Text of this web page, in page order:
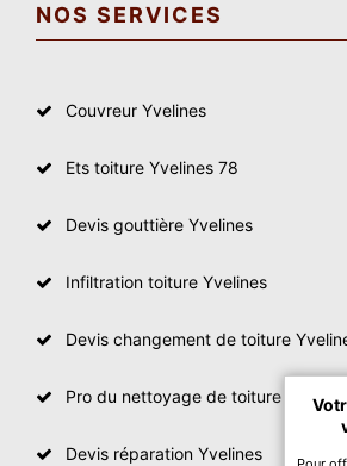
NOS SERVICES
Couvreur Yvelines
Ets toiture Yvelines 78
Devis gouttière Yvelines
Infiltration toiture Yvelines
Devis changement de toiture
Pro du nettoyage de toiture
Devis réparation Yvelines